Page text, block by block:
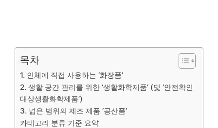
목차
1. 인체에 직접 사용하는 ‘화장품’
2. 생활 공간 관리를 위한 ‘생활화학제품’ (및 ‘안전확인
대상생활화학제품’)
3. 넓은 범위의 제조 제품 ‘공산품’
카테고리 분류 기준 요약